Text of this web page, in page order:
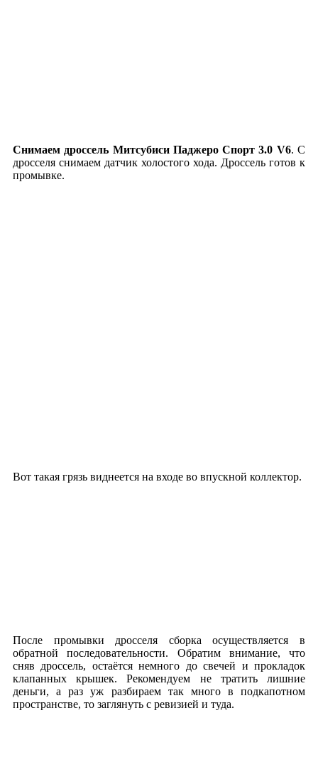
Снимаем дроссель Митсубиси Паджеро Спорт 3.0 V6. С
дросселя снимаем датчик холостого хода. Дроссель готов к
промывке.
Вот такая грязь виднеется на входе во впускной коллектор.
После промывки дросселя сборка осуществляется в
обратной последовательности. Обратим внимание, что
сняв дроссель, остаётся немного до свечей и прокладок
клапанных крышек. Рекомендуем не тратить лишние
деньги, а раз уж разбираем так много в подкапотном
пространстве, то заглянуть с ревизией и туда.